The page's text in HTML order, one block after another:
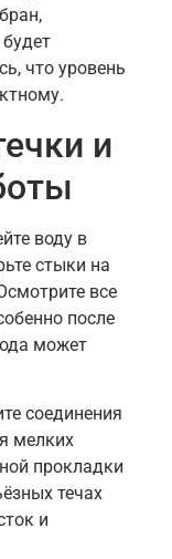
что уровень
и
воду в
стыки на
все
после
может
соединения
мелких
прокладки
течах
и